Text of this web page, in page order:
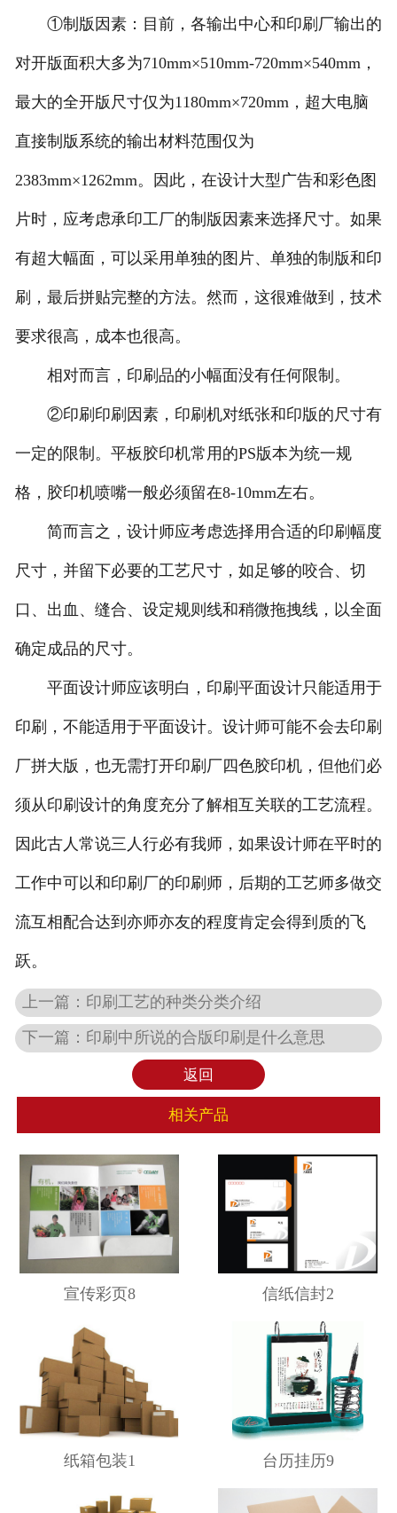
①制版因素：目前，各输出中心和印刷厂输出的
对开版面积大多为710mm×510mm-720mm×540mm，
最大的全开版尺寸仅为1180mm×720mm，超大电脑
直接制版系统的输出材料范围仅为
2383mm×1262mm。因此，在设计大型广告和彩色图
片时，应考虑承印工厂的制版因素来选择尺寸。如果
有超大幅面，可以采用单独的图片、单独的制版和印
刷，最后拼贴完整的方法。然而，这很难做到，技术
要求很高，成本也很高。
相对而言，印刷品的小幅面没有任何限制。
②印刷印刷因素，印刷机对纸张和印版的尺寸有
一定的限制。平板胶印机常用的PS版本为统一规
格，胶印机喷嘴一般必须留在8-10mm左右。
简而言之，设计师应考虑选择用合适的印刷幅度
尺寸，并留下必要的工艺尺寸，如足够的咬合、切
口、出血、缝合、设定规则线和稍微拖拽线，以全面
确定成品的尺寸。
平面设计师应该明白，印刷平面设计只能适用于
印刷，不能适用于平面设计。设计师可能不会去印刷
厂拼大版，也无需打开印刷厂四色胶印机，但他们必
须从印刷设计的角度充分了解相互关联的工艺流程。
因此古人常说三人行必有我师，如果设计师在平时的
工作中可以和印刷厂的印刷师，后期的工艺师多做交
流互相配合达到亦师亦友的程度肯定会得到质的飞
跃。
上一篇： 印刷工艺的种类分类介绍
下一篇： 印刷中所说的合版印刷是什么意思
返回
相关产品
宣传彩页8 信纸信封2
纸箱包装1 台历挂历9